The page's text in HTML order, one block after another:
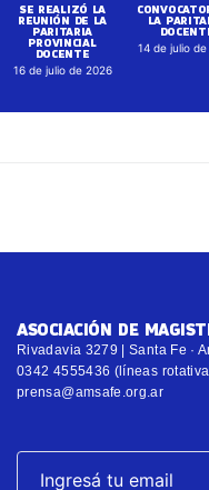
SE REALIZÓ LA
REUNIÓN DE LA
PARITARIA
PROVINCIAL
DOCENTE
16 de julio de 2026
LA
14 de julio
ASOCIACIÓN DE
Rivadavia 3279 | Santa Fe ·
0342 4555436 (líneas
prensa@amsafe.org.ar